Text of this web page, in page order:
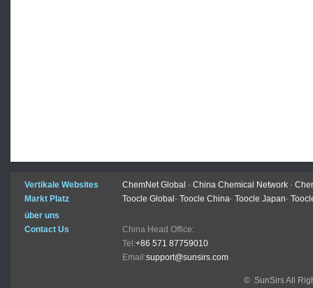
Vertikale Websites ChemNet Global - China Chemical Network -
Markt Platz
Toocle Global - Toocle China- Toocle Japan-
über uns
Contact Us
China Head Office:
Tel:+86 571 87759010
Email:support@sunsirs.com
© SunSirs All